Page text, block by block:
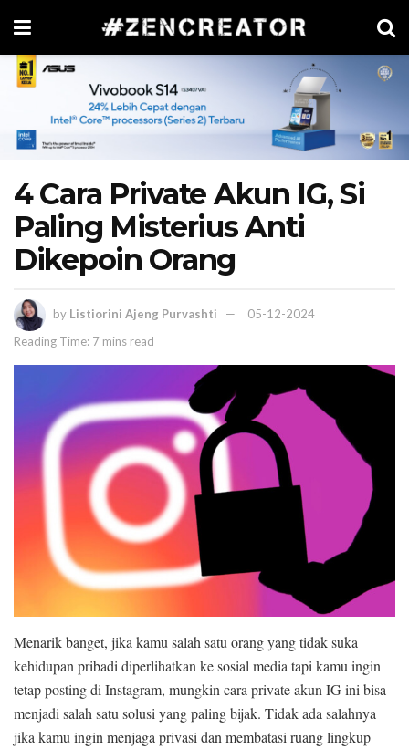
4 Cara Private Akun IG, Si
Paling Misterius Anti
Dikepoin Orang
by Listiorini Ajeng Purvashti
05-12-2024
Reading Time: 7 mins read
Menarik banget, jika kamu salah satu orang yang tidak suka
kehidupan pribadi diperlihatkan ke sosial media tapi kamu ingin
tetap posting di Instagram, mungkin cara private akun IG ini bisa
menjadi salah satu solusi yang paling bijak. Tidak ada salahnya
jika kamu ingin menjaga privasi dan membatasi ruang lingkup